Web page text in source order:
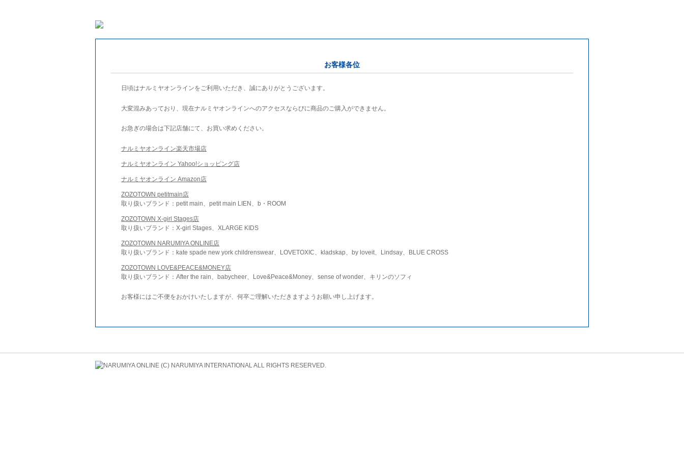
お客様各位
日頃はナルミヤオンラインをご利用いただき、誠にありがとうございます。
大変混みあっており、現在ナルミヤオンラインへのアクセスならびに商品のご購入ができません。
お急ぎの場合は下記店舗にて、お買い求めください。
ナルミヤオンライン楽天市場店
ナルミヤオンライン Yahoo!ショッピング店
ナルミヤオンライン Amazon店
ZOZOTOWN petitmain店
取り扱いブランド：petit main、petit main LIEN、b・ROOM
ZOZOTOWN X-girl Stages店
取り扱いブランド：X-girl Stages、XLARGE KIDS
ZOZOTOWN NARUMIYA ONLINE店
取り扱いブランド：kate spade new york childrenswear、LOVETOXIC、kladskap、by loveit、Lindsay、BLUE CROSS
ZOZOTOWN LOVE&PEACE&MONEY店
取り扱いブランド：After the rain、babycheer、Love&Peace&Money、sense of wonder、キリンのソフィ
お客様にはご不便をおかけいたしますが、何卒ご理解いただきますようお願い申し上げます。